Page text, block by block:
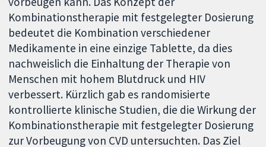
Kombinationstherapie mit festgelegter Dosierung
bedeutet die Kombination verschiedener
Medikamente in eine einzige Tablette, da dies
nachweislich die Einhaltung der Therapie von
Menschen mit hohem Blutdruck und HIV
verbessert. Kürzlich gab es randomisierte
kontrollierte klinische Studien, die die Wirkung der
Kombinationstherapie mit festgelegter Dosierung
zur Vorbeugung von CVD untersuchten. Das Ziel